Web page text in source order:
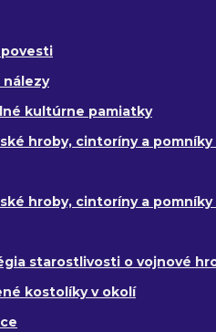
nálezy
kultúrne pamiatky
hroby, cintoríny a pomníky
hroby, cintoríny a pomníky
starostlivosti o vojnové
kostolíky v okolí